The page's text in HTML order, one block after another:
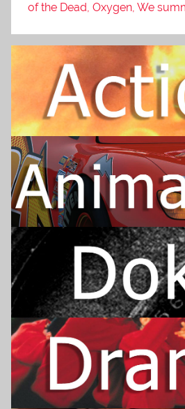
of the Dead, Oxygen, We